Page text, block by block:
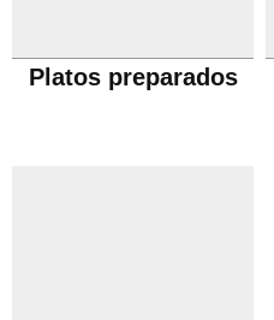
Platos preparados